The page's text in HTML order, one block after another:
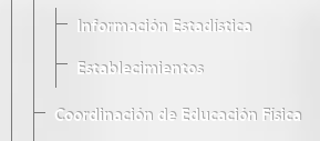
Información Estadística
Establecimientos
Coordinación de Educación Física